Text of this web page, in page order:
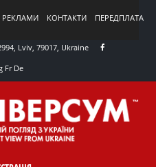
РЕКЛАМИ КОНТАКТИ ПЕРЕДПЛАТА
Lviv, 79017, Ukraine
Fr De